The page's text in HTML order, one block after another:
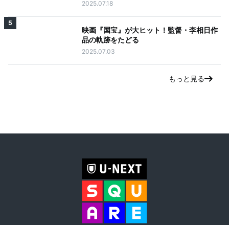
2025.07.18
5
映画『国宝』が大ヒット！監督・李相日作
品の軌跡をたどる
2025.07.03
もっと見る